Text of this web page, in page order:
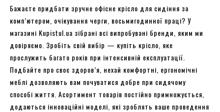
Бажаєте придбати зручне офісне крісло для сидіння за
комп’ютером, очікування черги, восьмигодинної праці? У
магазині Kupistul.ua зібрані всі випробувані бренди, яким ми
довіряємо. Зробіть свій вибір — купіть крісло, яке
прослужить багато років при інтенсивній експлуатації.
Подбайте про своє здоров’я, нехай комфортні, ергономічні
меблі дозволяють вам почуватися добре при сидячому
способі життя. Асортимент товарів постійно примножується,
додаються інноваційні моделі, які зроблять ваше проведення